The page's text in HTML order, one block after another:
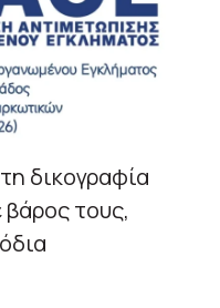
δικογραφία
τους,